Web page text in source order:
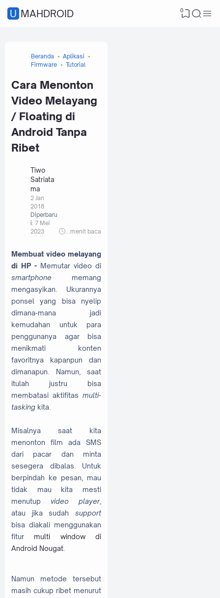
UMAHDROID 0
Beranda
Aplikasi
Firmware
Tutorial
Cara Menonton
Video Melayang
/ Floating di
Android Tanpa
Ribet
Tiwo
Satriata
ma
2 Jan
2018
Diperbaru
i: 7 Mei
2023
menit baca
Membuat video melayang
di HP - Memutar video di
smartphone memang
mengasyikan. Ukurannya
ponsel yang bisa nyelip
dimana-mana jadi
kemudahan untuk para
penggunanya agar bisa
menikmati konten
favoritnya kapanpun dan
dimanapun. Namun, saat
itulah justru bisa
membatasi aktifitas multi-
tasking kita.
Misalnya saat kita
menonton film ada SMS
dari pacar dan minta
sesegera dibalas. Untuk
berpindah ke pesan, mau
tidak mau kita mesti
menutup video player,
atau jika sudah support
bisa diakali menggunakan
fitur multi window di
Android Nougat
Namun metode tersebut
masih cukup ribet menurut